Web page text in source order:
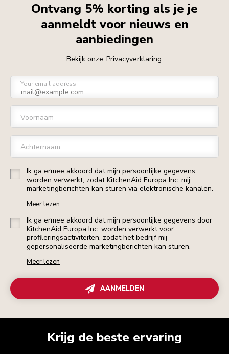
Ontvang 5% korting als je je
aanmeldt voor nieuws en
aanbiedingen
Bekijk onze Privacyverklaring
Your email address
Voornaam
Achternaam
Ik ga ermee akkoord dat mijn persoonlijke gegevens
worden verwerkt, zodat KitchenAid Europa Inc. mij
marketingberichten kan sturen via elektronische kanalen.
Meer lezen
Ik ga ermee akkoord dat mijn persoonlijke gegevens door
KitchenAid Europa Inc. worden verwerkt voor
profileringsactiviteiten, zodat het bedrijf mij
gepersonaliseerde marketingberichten kan sturen.
Meer lezen
AANMELDEN
Krijg de beste ervaring